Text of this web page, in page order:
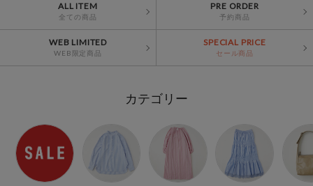
ALL ITEM
全ての商品
PRE ORDER
予約商品
WEB LIMITED
WEB限定商品
SPECIAL PRICE
セール商品
カテゴリー